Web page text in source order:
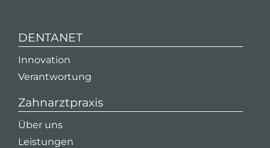
DENTANET
Innovation
Verantwortung
Zahnarztpraxis
Über uns
Leistungen